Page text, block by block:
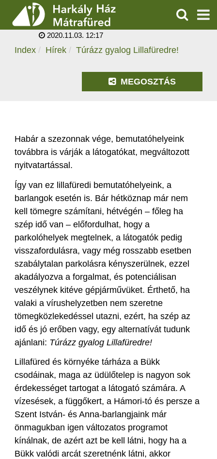
ÁRAK, NYITVATARTÁS
KERESÉS
TÚRÁZZ GYALOG
LILLAFÜREDRE!
2020.11.03. 12:17
Index Hírek Túrázz gyalog Lillafüredre!
MEGOSZTÁS
Habár a szezonnak vége, bemutatóhelyeink
továbbra is várják a látogatókat, megváltozott
nyitvatartással.
Így van ez lillafüredi bemutatóhelyeink, a
barlangok esetén is. Bár hétköznap már nem
kell tömegre számítani, hétvégén – főleg ha
szép idő van – előfordulhat, hogy a
parkolóhelyek megtelnek, a látogatók pedig
visszafordulásra, vagy még rosszabb esetben
szabálytalan parkolásra kényszerülnek, ezzel
akadályozva a forgalmat, és potenciálisan
veszélynek kitéve gépjárművüket. Érthető, ha
valaki a vírushelyzetben nem szeretne
tömegközlekedéssel utazni, ezért, ha szép az
idő és jó erőben vagy, egy alternatívát tudunk
ajánlani: Túrázz gyalog Lillafüredre!
Lillafüred és környéke tárháza a Bükk
csodáinak, maga az üdülőtelep is nagyon sok
érdekességet tartogat a látogató számára. A
vízesések, a függőkert, a Hámori-tó és persze a
Szent István- és Anna-barlangjaink már
önmagukban igen változatos programot
kínálnak, de azért azt be kell látni, hogy ha a
Bükk valódi arcát szeretnénk látni, akkor